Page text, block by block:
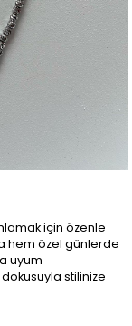
için özenle
hem özel günlerde
uyum
stilinize